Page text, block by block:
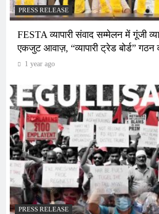
PRESS RELEASE
FESTA व्यापारी संवाद सम्मेलन में गूंजी
एकजुट आवाज़, “व्यापारी ट्रेड बोर्ड” गठन
1 year ago
PRESS RELEASE